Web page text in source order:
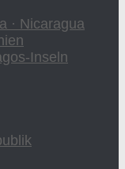
· Nicaragua
Inseln